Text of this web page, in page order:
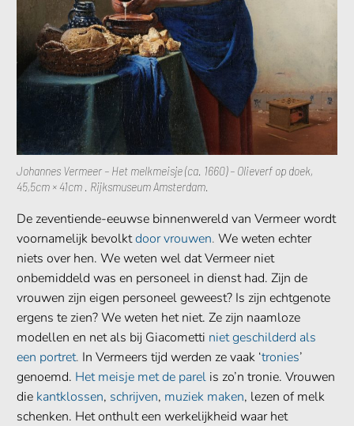
Johannes Vermeer – Het melkmeisje (ca. 1660) – Olieverf op doek,
45,5cm × 41cm . Rijksmuseum Amsterdam.
De zeventiende-eeuwse binnenwereld van Vermeer wordt
voornamelijk bevolktdoor vrouwen. We weten echter
niets over hen. We weten wel dat Vermeer niet
onbemiddeld was en personeel in dienst had. Zijn de
vrouwen zijn eigen personeel geweest? Is zijn echtgenote
ergens te zien? We weten het niet. Ze zijn naamloze
modellen en net als bij Giacometti niet geschilderd als
een portret. In Vermeers tijd werden ze vaak ‘tronies’
genoemd. Het meisje met de parel is zo’n tronie. Vrouwen
die kantklossen, schrijven, muziek maken, lezen of melk
schenken. Het onthult een werkelijkheid waar het